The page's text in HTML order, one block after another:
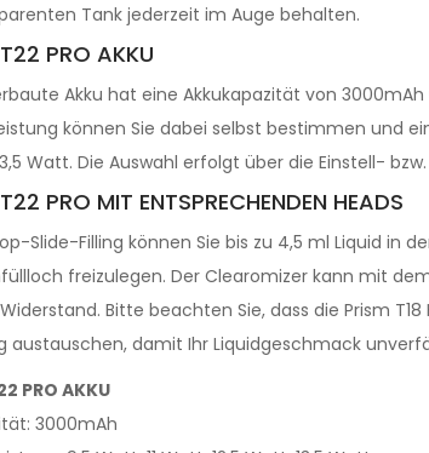
Tank jederzeit im Auge behalten.
PRO AKKU
Akku hat eine Akkukapazität von
können Sie dabei selbst bestimmen und
Watt. Die Auswahl erfolgt über die Einstell-
PRO MIT ENTSPRECHENDEN HEADS
Slide-Filling können Sie bis zu 4,5 ml Liquid in
freizulegen. Der Clearomizer kann mit
Bitte beachten Sie, dass die Prism
austauschen, damit Ihr Liquidgeschmack
PRO AKKU
3000mAh